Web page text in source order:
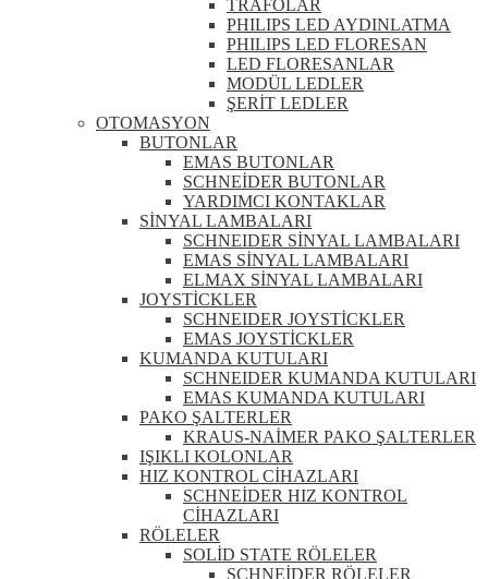
TRAFOLAR
PHILIPS LED AYDINLATMA
PHILIPS LED FLORESAN
LED FLORESANLAR
MODÜL LEDLER
ŞERİT LEDLER
OTOMASYON
BUTONLAR
EMAS BUTONLAR
SCHNEİDER BUTONLAR
YARDIMCI KONTAKLAR
SİNYAL LAMBALARI
SCHNEIDER SİNYAL LAMBALARI
EMAS SİNYAL LAMBALARI
ELMAX SİNYAL LAMBALARI
JOYSTİCKLER
SCHNEIDER JOYSTİCKLER
EMAS JOYSTİCKLER
KUMANDA KUTULARI
SCHNEIDER KUMANDA KUTULARI
EMAS KUMANDA KUTULARI
PAKO ŞALTERLER
KRAUS-NAİMER PAKO ŞALTERLER
IŞIKLI KOLONLAR
HIZ KONTROL CİHAZLARI
SCHNEİDER HIZ KONTROL
CİHAZLARI
RÖLELER
SOLİD STATE RÖLELER
SCHNEİDER RÖLELER